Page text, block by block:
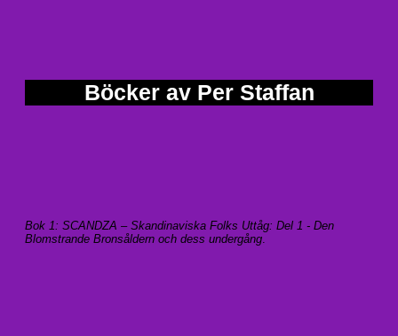
Böcker av Per Staffan
Bok 1: SCANDZA – Skandinaviska Folks Uttåg: Del 1 - Den
Blomstrande Bronsåldern och dess undergång.